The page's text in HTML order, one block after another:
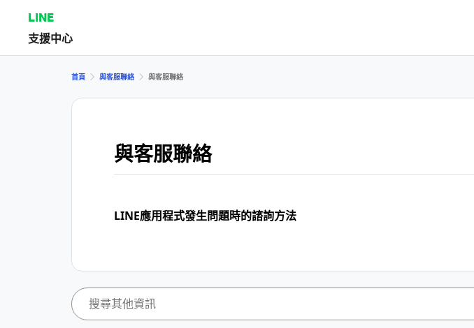
LINE
支援中心
首頁 與客服聯絡 與客服聯絡
與客服聯絡
LINE應用程式發生問題時的諮詢方法